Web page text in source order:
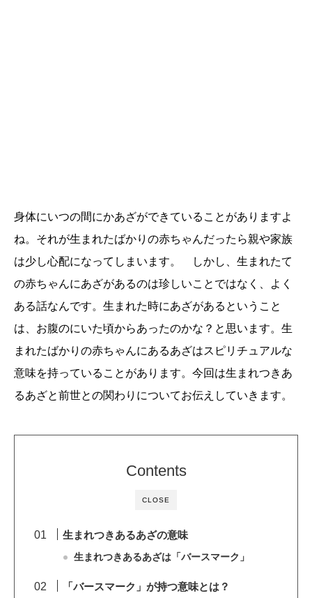
身体にいつの間にかあざができていることがありますよ
ね。それが生まれたばかりの赤ちゃんだったら親や家族
は少し心配になってしまいます。 しかし、生まれたて
の赤ちゃんにあざがあるのは珍しいことではなく、よく
ある話なんです。生まれた時にあざがあるということ
は、お腹のにいた頃からあったのかな？と思います。生
まれたばかりの赤ちゃんにあるあざはスピリチュアルな
意味を持っていることがあります。今回は生まれつきあ
るあざと前世との関わりについてお伝えしていきます。
CLOSE
Contents
生まれつきあるあざの意味
生まれつきあるあざは「バースマーク」
「バースマーク」が持つ意味とは？